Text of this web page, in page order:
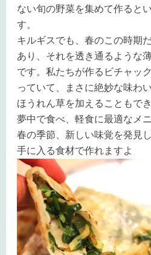
ない旬の野菜を集めて作ると
す。
キルギスでも、春のこの時期
あり、それを透き通るような
です。私たちが作るビチャッ
っていて、まさに絶妙な味わ
ほうれん草を加えることもで
夢中で食べ、軽食に最適なメ
春の季節、新しい味覚を発見
手に入る食材で作れますよ